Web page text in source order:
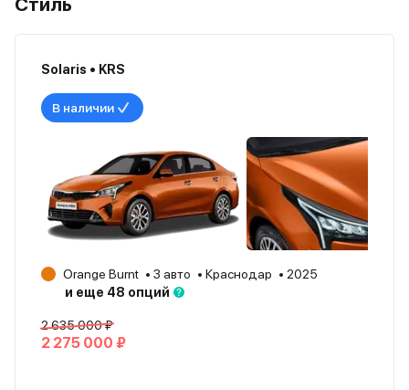
Solaris • KRS
В наличии
Orange Burnt 3 авто Краснодар
2025
и еще 48 опций
2 635 000 ₽
2 275 000 ₽